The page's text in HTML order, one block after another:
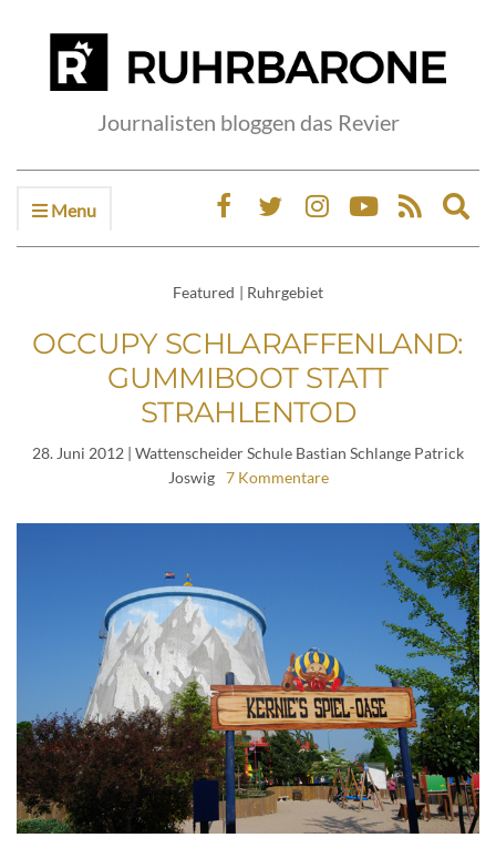
Journalisten bloggen das Revier
Menu
Featured | Ruhrgebiet
OCCUPY SCHLARAFFENLAND:
GUMMIBOOT STATT
STRAHLENTOD
28. Juni 2012 | Wattenscheider Schule Bastian Schlange Patrick
Joswig
7 Kommentare